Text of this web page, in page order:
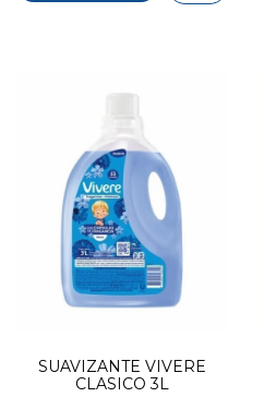
SUAVIZANTE VIVERE
CLASICO 3L